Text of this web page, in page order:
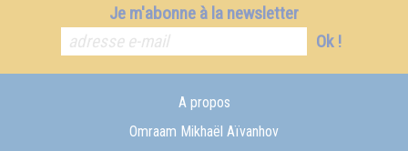
Je m'abonne à la newsletter
Ok !
A propos
Omraam Mikhaël Aïvanhov